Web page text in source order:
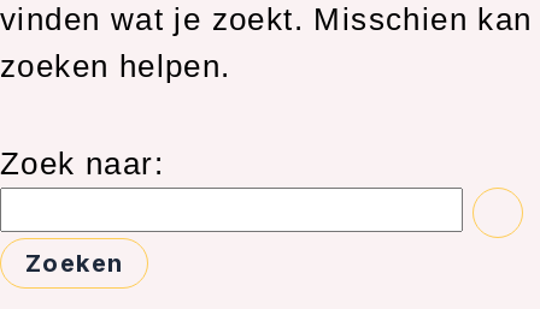
vinden wat je zoekt. Misschien kan
zoeken helpen.
Zoek naar: